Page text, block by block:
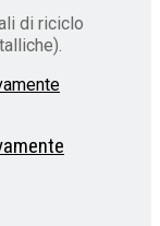
di riciclo